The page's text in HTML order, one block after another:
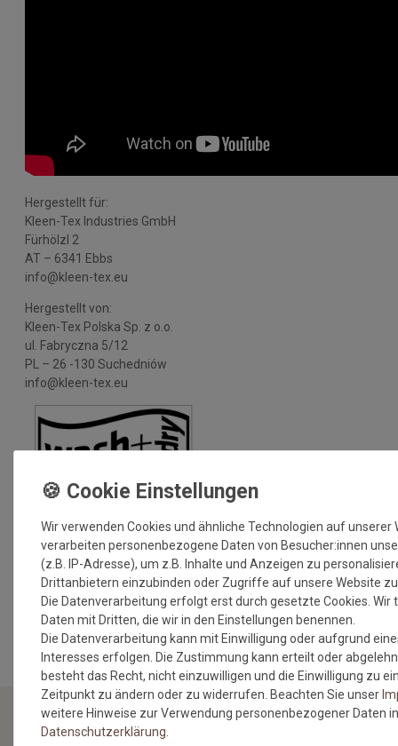
Hergestellt für:
Kleen-Tex Industries GmbH
Fürhölzl 2
AT – 6341 Ebbs
info@kleen-tex.eu
Hergestellt von:
Kleen-Tex Polska Sp. z o.o.
ul. Fabryczna 5/12
PL – 26 -130 Suchedniów
info@kleen-tex.eu
MEHR INFORMATIONEN ZUM EU VERANTWORTLICHEN »
Wir verwenden Cookies und ähnliche Technologien auf unserer
verarbeiten personenbezogene Daten von Besucher:innen
(z.B. IP-Adresse), um z.B. Inhalte und Anzeigen zu
Drittanbietern einzubinden oder Zugriffe auf unsere Website
Die Datenverarbeitung erfolgt erst durch gesetzte Cookies. Wir
Daten mit Dritten, die wir in den Einstellungen benennen.
Die Datenverarbeitung kann mit Einwilligung oder aufgrund
Interesses erfolgen. Die Zustimmung kann erteilt oder
besteht das Recht, nicht einzuwilligen und die Einwilligung zu
Zeitpunkt zu ändern oder zu widerrufen. Beachten Sie unser
weitere Hinweise zur Verwendung personenbezogener Daten
Daten­schutz­erklärung